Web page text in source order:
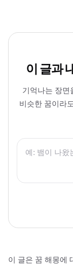
이 글과
기억나는 장면
비슷한 꿈이라
이 글은 꿈 해몽에